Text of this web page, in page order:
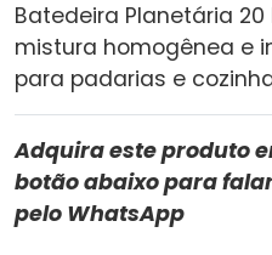
Batedeira Planetária 20
mistura homogênea e
para padarias e
Adquira este produto
botão abaixo para
pelo WhatsApp